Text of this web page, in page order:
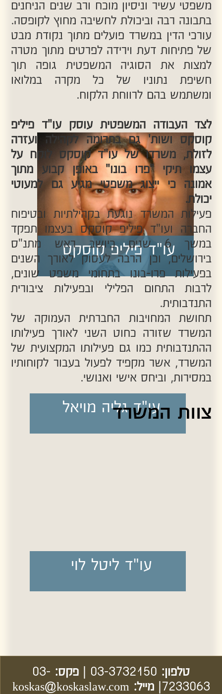
עו"ד ליטל לוי
נבנה ע"י קידום פלוס -בניית אתרים למשרדי עורכי דין ונוטריון​
טלפון:03-3732150 | פקס:
03-
7233063|
מייל:koskas@koskaslaw.com
|כתובת:
תל אביב 6473925